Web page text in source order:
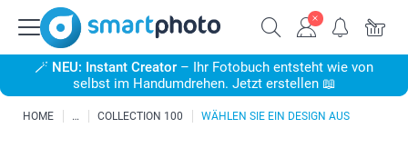
🪄 NEU: Instant Creator – Ihr Fotobuch entsteht wie von
selbst im Handumdrehen. Jetzt erstellen 📖
HOME COLLECTION 100 WÄHLEN SIE EIN DESIGN AUS